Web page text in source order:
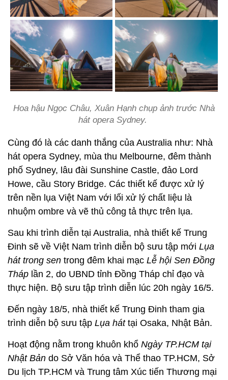
Hoa hậu Ngọc Châu, Xuân Hạnh chụp ảnh trước Nhà
hát opera Sydney.
Cùng đó là các danh thắng của Australia như: Nhà
hát opera Sydney, mùa thu Melbourne, đêm thành
phố Sydney, lâu đài Sunshine Castle, đảo Lord
Howe, cầu Story Bridge. Các thiết kế được xử lý
trên nền lụa Việt Nam với lối xử lý chất liệu là
nhuộm ombre và vẽ thủ công tả thực trên lụa.
Sau khi trình diễn tại Australia, nhà thiết kế Trung
Đinh sẽ về Việt Nam trình diễn bộ sưu tập mới Lụa
hát trong sen trong đêm khai mạc Lễ hội Sen Đồng
Tháp lần 2, do UBND tỉnh Đồng Tháp chỉ đạo và
thực hiện. Bộ sưu tập trình diễn lúc 20h ngày 16/5.
Đến ngày 18/5, nhà thiết kế Trung Đinh tham gia
trình diễn bộ sưu tập Lụa háttại Osaka, Nhật Bản.
Hoạt động nằm trong khuôn khổ Ngày TP.HCM tại
Nhật Bản do Sở Văn hóa và Thể thao TP.HCM, Sở
Du lịch TP.HCM và Trung tâm Xúc tiến Thương mại